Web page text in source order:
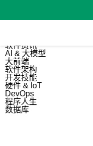
软件资讯
AI & 大模型
大前端
软件架构
开发技能
硬件 & IoT
DevOps
程序人生
数据库